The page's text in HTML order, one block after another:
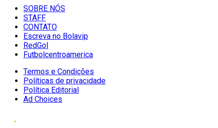
SOBRE NÓS
STAFF
CONTATO
Escreva no Bolavip
RedGol
Futbolcentroamerica
Termos e Condições
Políticas de privacidade
Política Editorial
Ad Choices